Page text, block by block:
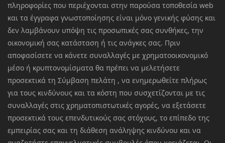
πληροφορίες που περιέχονται στην παρούσα τοποθεσία web
και τα έγγραφα γνωστοποίησης είναι μόνο γενικής φύσης και
δεν λαμβάνουν υπόψη τις προσωπικές σας συνθήκες, την
οικονομική σας κατάσταση ή τις ανάγκες σας. Πριν
αποφασίσετε να κάνετε συναλλαγές με χρηματοοικονομικό
μέσο ή κρυπτονομίσματα θα πρέπει να μελετήσετε
προσεκτικά τη Σύμβαση πελάτη , να ενημερωθείτε πλήρως
για τους κινδύνους και τα κόστη που συσχετίζονται με τις
συναλλαγές στις χρηματοπιστωτικές αγορές, να εξετάσετε
προσεκτικά τους επενδυτικούς σας στόχους, το επίπεδο της
εμπειρίας σας και τη διάθεση ανάληψης κινδύνου και να